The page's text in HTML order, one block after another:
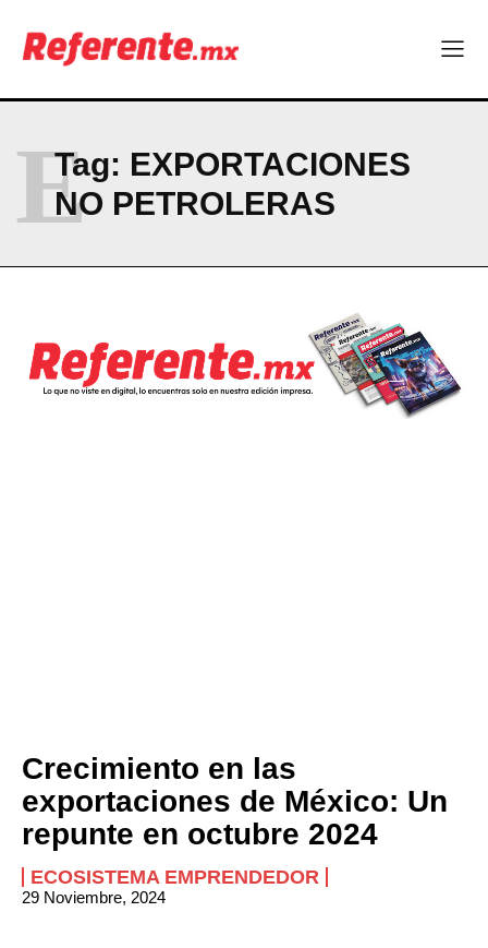
Company
PRIVACY POLICY
NEWSLETTER
Tag: EXPORTACIONES
NO PETROLERAS
E
Crecimiento en las
exportaciones de México: Un
repunte en octubre 2024
ECOSISTEMA EMPRENDEDOR
29 Noviembre, 2024